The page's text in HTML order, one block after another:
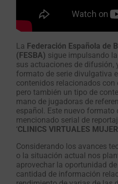
La Federación Española de
(FESBA) sigue impulsando
sus actuaciones de difusión,
formato de serie divulgativa
contenidos relacionados
pero también un tipo de
mano de jugadoras de
español. Este nuevo formato
mencionado serial de
‘CLINICS VIRTUALES
Considerando los avances
o la situación actual nos
aprovechar la oportunidad
cantidad de información